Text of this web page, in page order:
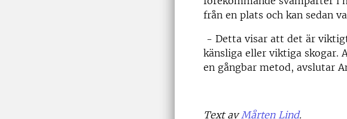
från en plats och kan sedan
- Detta visar att det är
känsliga eller viktiga skogar.
en gångbar metod, avslutar
Text av Mårten Lind.